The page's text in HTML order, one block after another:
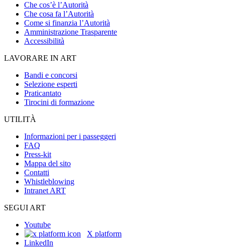
Che cos’è l’Autorità
Che cosa fa l’Autorità
Come si finanzia l’Autorità
Amministrazione Trasparente
Accessibilità
LAVORARE IN ART
Bandi e concorsi
Selezione esperti
Praticantato
Tirocini di formazione
UTILITÀ
Informazioni per i passeggeri
FAQ
Press-kit
Mappa del sito
Contatti
Whistleblowing
Intranet ART
SEGUI ART
Youtube
X platform
LinkedIn